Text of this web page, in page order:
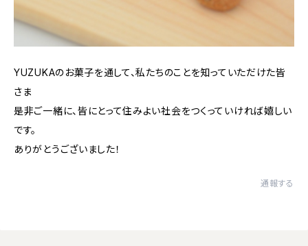
YUZUKAのお菓子を通して、私たちのことを知っていただけた皆
さま
是非ご一緒に、皆にとって住みよい社会をつくっていければ嬉しい
です。
ありがとうございました！
通報する